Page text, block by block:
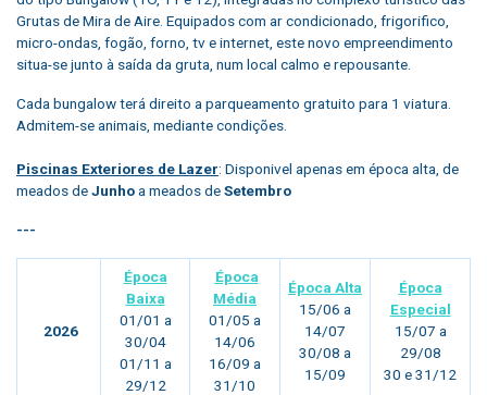
Grutas de Mira de Aire. Equipados com ar condicionado, frigorifico,
micro-ondas, fogão, forno, tv e internet, este novo empreendimento
situa-se junto à saída da gruta, num local calmo e repousante.
Cada bungalow terá direito a parqueamento gratuito para 1 viatura.
Admitem-se animais, mediante condições.
Piscinas Exteriores de Lazer: Disponivel apenas em época alta, de
meados deJunhoa meados deSetembro
---
2026
Época
Baixa
01/01 a
30/04
01/11 a
29/12
Época
Média
01/05 a
14/06
16/09 a
31/10
Época Alta
15/06 a
14/07
30/08 a
15/09
Época
Especial
15/07 a
29/08
30 e 31/12